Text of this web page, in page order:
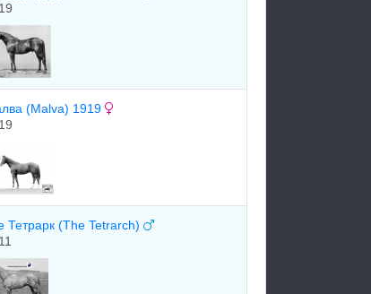
(Malva) 1919
Тетрарк (The Tetrarch)